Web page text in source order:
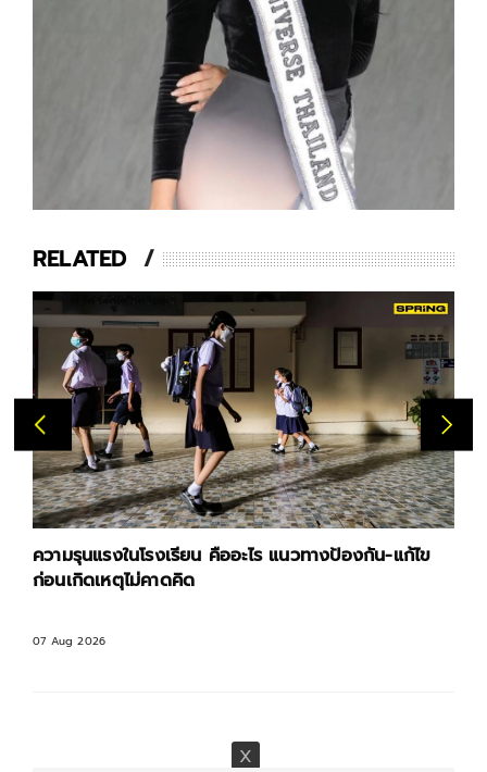
RELATED
ความรุนแรงในโรงเรียน คืออะไร แนวทางป้องกัน-แก้ไข
ก่อนเกิดเหตุไม่คาดคิด
07 Aug 2026